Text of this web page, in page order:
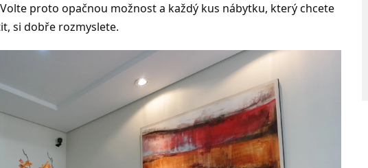
proto opačnou možnost a každý kus nábytku, který chcete
si dobře rozmyslete.